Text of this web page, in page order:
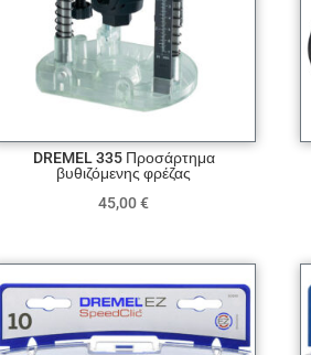
DREMEL 335 Προσάρτημα
βυθιζόμενης φρέζας
45,00€